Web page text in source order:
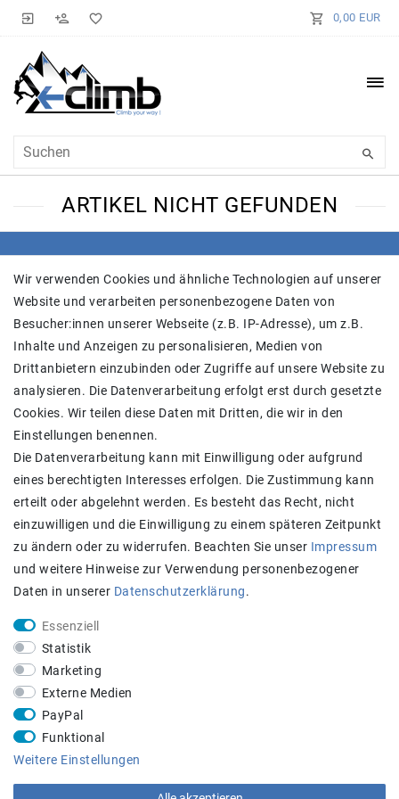
0,00 EUR
ARTIKEL NICHT GEFUNDEN
SHOP
Versand
Widerrufs­recht
Widerrufs­formular
Impressum
Daten­schutz­erklärung
AGB
Kontakt
Zahlung und Versand
STAY CONNECTED
Wir verwenden Cookies und ähnliche Technologien auf unserer
Website und verarbeiten personenbezogene Daten von
Besucher:innen unserer Webseite (z.B. IP-Adresse), um z.B.
Inhalte und Anzeigen zu personalisieren, Medien von
Drittanbietern einzubinden oder Zugriffe auf unsere Website zu
analysieren. Die Datenverarbeitung erfolgt erst durch gesetzte
Cookies. Wir teilen diese Daten mit Dritten, die wir in den
Einstellungen benennen.
Die Datenverarbeitung kann mit Einwilligung oder aufgrund
eines berechtigten Interesses erfolgen. Die Zustimmung kann
erteilt oder abgelehnt werden. Es besteht das Recht, nicht
einzuwilligen und die Einwilligung zu einem späteren Zeitpunkt
zu ändern oder zu widerrufen. Beachten Sie unser Impressum
und weitere Hinweise zur Verwendung personenbezogener
Daten in unserer Daten­schutz­erklärung.
Essenziell
Statistik
Marketing
Externe Medien
PayPal
Funktional
Weitere Einstellungen